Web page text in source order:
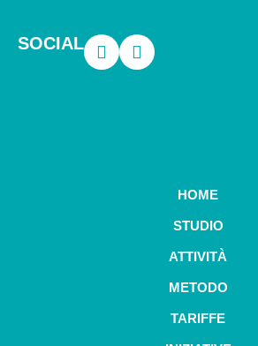
SOCIAL
HOME
STUDIO
ATTIVITÀ
METODO
TARIFFE